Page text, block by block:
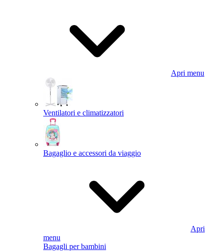
Apri menu
Ventilatori e climatizzatori
Bagaglio e accessori da viaggio
Apri
menu
Bagagli per bambini